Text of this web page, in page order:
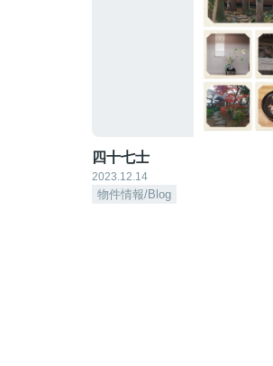
四十七士
2023.12.14
物件情報/Blog